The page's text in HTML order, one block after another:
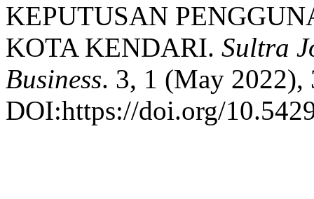
KEPUTUSAN
KOTA KENDARI. Sultra
Business. 3, 1 (May 2022),
DOI:https://doi.org/